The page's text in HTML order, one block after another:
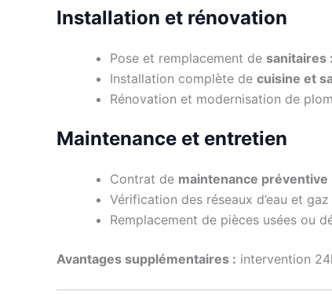
Installation et rénovation
Pose et remplacement de sanitaires
Installation complète de cuisine et
Rénovation et modernisation de
Maintenance et entretien
Contrat de maintenance préventive
Vérification des réseaux d’eau et gaz
Remplacement de pièces usées ou
Avantages supplémentaires : intervention